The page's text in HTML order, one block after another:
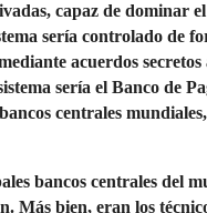
capaz de dominar
sería controlado de
acuerdos secretos
sería el Banco de
centrales
bancos centrales del
Más bien, eran los